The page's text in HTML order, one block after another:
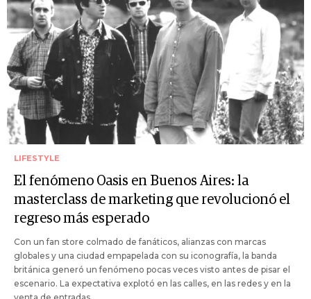
LIFESTYLE
El fenómeno Oasis en Buenos Aires: la
masterclass de marketing que revolucionó el
regreso más esperado
Con un fan store colmado de fanáticos, alianzas con marcas
globales y una ciudad empapelada con su iconografía, la banda
británica generó un fenómeno pocas veces visto antes de pisar el
escenario. La expectativa explotó en las calles, en las redes y en la